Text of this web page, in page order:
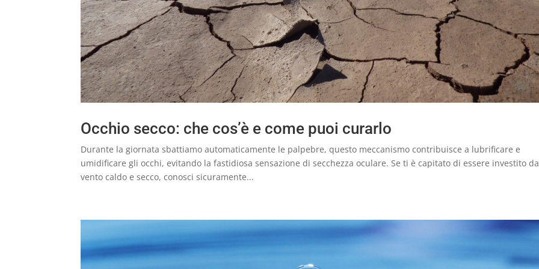
Occhio secco: che cos’è e come puoi curarlo
Durante la giornata sbattiamo automaticamente le palpebre, questo meccanismo contribuisce a lubrificare e
umidificare gli occhi, evitando la fastidiosa sensazione di secchezza oculare. Se ti è capitato di essere investito
vento caldo e secco, conosci sicuramente...